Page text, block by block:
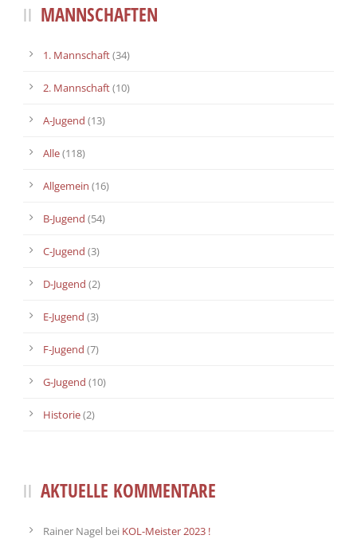
MANNSCHAFTEN
1. Mannschaft(34)
2. Mannschaft(10)
A-Jugend (13)
Alle(118)
Allgemein (16)
B-Jugend (54)
C-Jugend (3)
D-Jugend (2)
E-Jugend (3)
F-Jugend (7)
G-Jugend (10)
Historie(2)
AKTUELLE KOMMENTARE
Rainer Nagel bei KOL-Meister 2023 !